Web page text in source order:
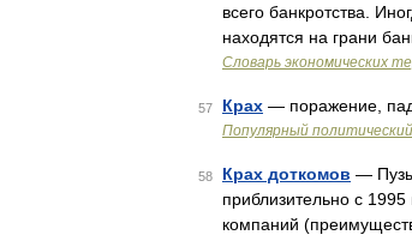
всего банкротства.
находятся на грани
Словарь экономических
57 Крах — поражение,
Популярный
58 Крах доткомов —
приблизительно с
компаний